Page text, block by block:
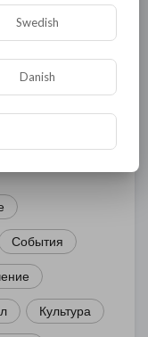
События
Культура
Swedish
Danish